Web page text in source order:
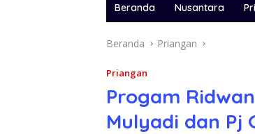
Beranda Nusantara
Beranda Priangan
Priangan
Progam
Mulyadi dan Pj